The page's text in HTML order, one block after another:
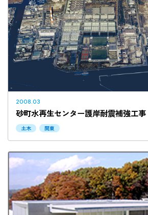
2008.03
砂町水再生センター護岸耐震補強工事
土木 関東